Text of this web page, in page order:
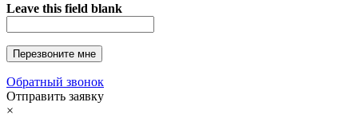
Leave this field blank
Обратный звонок
Отправить заявку
×